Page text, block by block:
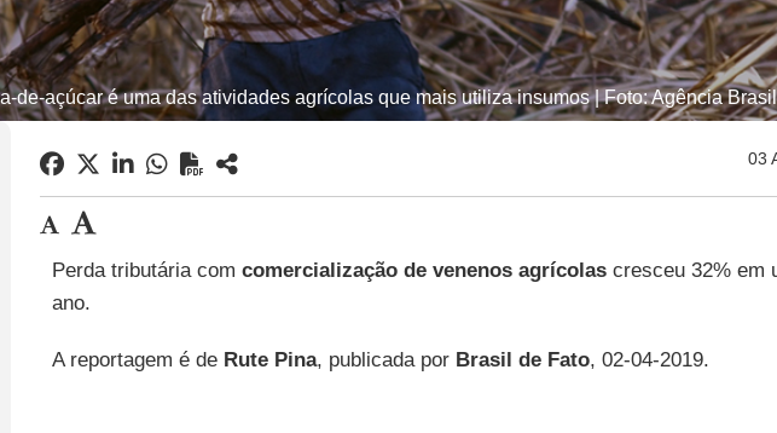
de-açúcar é uma das atividades agrícolas que mais utiliza insumos | Foto: Agência Brasil
03
Perda tributária com comercialização de venenos agrícolascresceu 32% em
ano.
A reportagem é de Rute Pina, publicada por Brasil de Fato, 02-04-2019.